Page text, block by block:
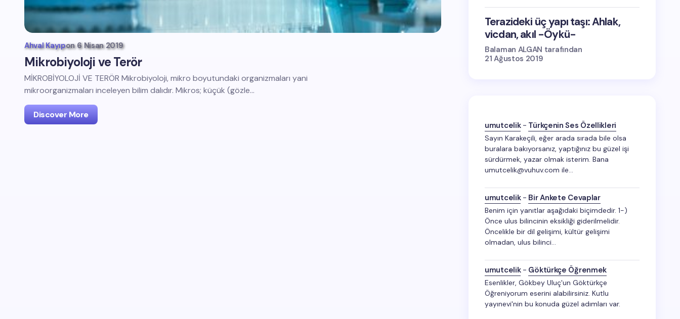
Ahval Kayıpon 6 Nisan 2019
Mikrobiyoloji ve Terör
MİKROBİYOLOJİ VE TERÖR Mikrobiyoloji, mikro boyutundaki organizmaları yani
mikroorganizmaları inceleyen bilim dalıdır. Mikros; küçük (gözle…
Discover More
Terazideki üç yapı taşı: Ahlak,
vicdan, akıl -Öykü-
Balaman ALGAN tarafından
21 Ağustos 2019
umutcelik- Türkçenin Ses Özellikleri
Sayın Karakeçili, eğer arada sırada bile olsa
buralara bakıyorsanız, yaptığınız bu güzel işi
sürdürmek, yazar olmak isterim. Bana
umutcelik@vuhuv.com ile…
umutcelik- Bir Ankete Cevaplar
Benim için yanıtlar aşağıdaki biçimdedir. 1-)
Önce ulus bilincinin eksikliği giderilmelidir.
Öncelikle bir dil gelişimi, kültür gelişimi
olmadan, ulus bilinci…
umutcelik- Göktürkçe Öğrenmek
Esenlikler, Gökbey Uluç'un Göktürkçe
Öğreniyorum eserini alabilirsiniz. Kutlu
yayınevi'nin bu konuda güzel adımları var.